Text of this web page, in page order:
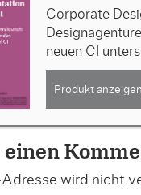
Corporate
neuen CI
Produkt anzeigen
einen
Adresse wird nicht